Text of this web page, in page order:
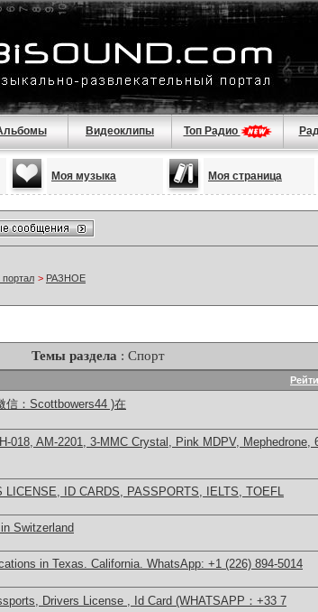
Видеоклипы Топ Радио
Моя музыка Моя страница
> РАЗНОЕ
Темы раздела : Спорт
信：Scottbowers44 )在
018, AM-2201, 3-MMC Crystal, Pink MDPV, Mephedrone,
LICENSE, ID CARDS, PASSPORTS, IELTS, TOEFL
Switzerland
in Texas. California. WhatsApp: +1 (226) 894-5014
Drivers License , Id Card (WHATSAPP：+33 7